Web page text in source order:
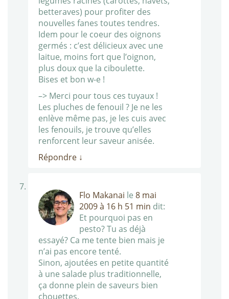
betteraves) pour profiter des
nouvelles fanes toutes tendres.
Idem pour le coeur des oignons
germés : c’est délicieux avec une
laitue, moins fort que l’oignon,
plus doux que la ciboulette.
Bises et bon w-e !
–> Merci pour tous ces tuyaux !
Les pluches de fenouil ? Je ne les
enlève même pas, je les cuis avec
les fenouils, je trouve qu’elles
renforcent leur saveur anisée.
Répondre ↓
Flo Makanai le 8 mai
2009 à 16 h 51 min dit:
Et pourquoi pas en
pesto? Tu as déjà
essayé? Ca me tente bien mais je
n’ai pas encore tenté.
Sinon, ajoutées en petite quantité
à une salade plus traditionnelle,
ça donne plein de saveurs bien
chouettes.